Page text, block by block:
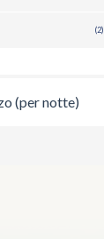
(2)
(per notte)